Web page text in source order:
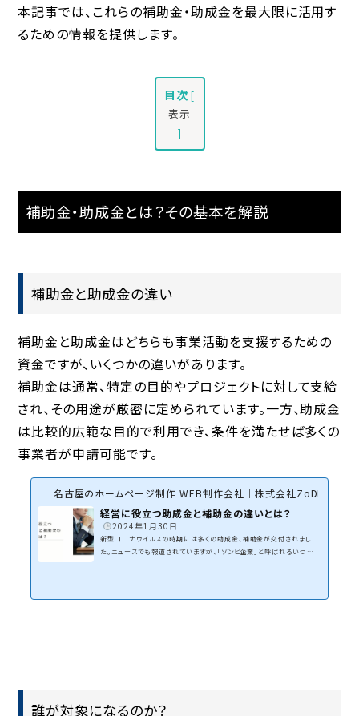
本記事では、これらの補助金・助成金を最大限に活用す
るための情報を提供します。
目次 [
表示
]
補助金・助成金とは？その基本を解説
補助金と助成金の違い
補助金と助成金はどちらも事業活動を支援するための
資金ですが、いくつかの違いがあります。
補助金は通常、特定の目的やプロジェクトに対して支給
され、その用途が厳密に定められています。一方、助成金
は比較的広範な目的で利用でき、条件を満たせば多くの
事業者が申請可能です。
名古屋のホームページ制作 WEB制作会社｜株式会社ZoDDo
経営に役立つ助成金と補助金の違いとは？
2024年1月30日
新型コロナウイルスの時期には多くの助成金、補助金が交付されまし
た。ニュースでも報道されていますが、「ゾンビ企業」と呼ばれるいつ経
返って助成金と補助金の違いについて調べてみました！助成金と補助金
誰が対象になるのか？